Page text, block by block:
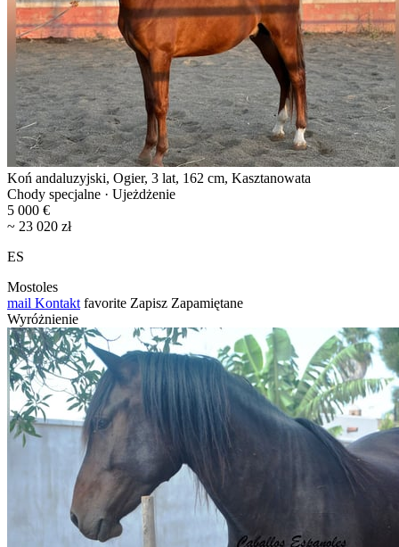
Koń andaluzyjski, Ogier, 3 lat, 162 cm, Kasztanowata
Chody specjalne · Ujeżdżenie
5 000 €
~ 23 020 zł
ES
Mostoles
mail Kontakt favorite Zapisz Zapamiętane
Wyróżnienie